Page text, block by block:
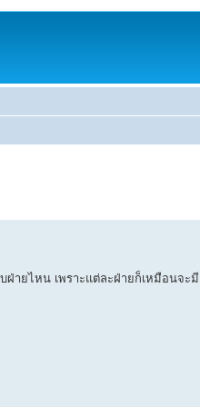
ายไหน เพราะแต่ละฝ่ายก็เหมือนจะ